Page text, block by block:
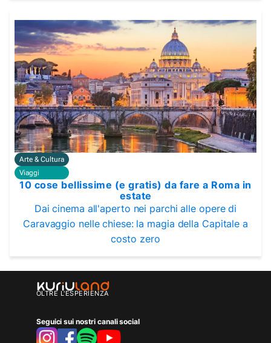
Arte & Cultura
Viaggi
10 cose bellissime (e gratis) da fare a Roma in
estate
Dai cinema all'aperto nei parchi alle opere di
Caravaggio nelle chiese: la magia della Capitale a
costo zero
OLTRE L'ESPERIENZA
Seguici sui nostri canali social